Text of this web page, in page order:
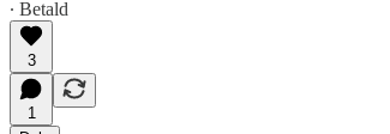
∙ Betald
3
1